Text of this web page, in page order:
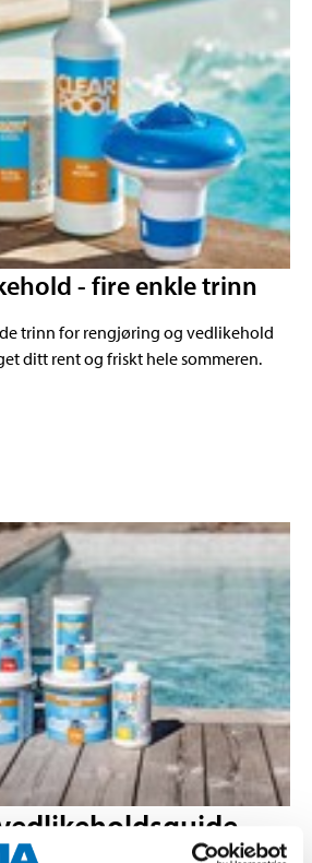
- fire enkle trinn
trinn for rengjøring og vedlikehold
ditt rent og friskt hele sommeren.